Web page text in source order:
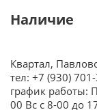
Наличие
Квартал,
тел: +7 (930)
график работы:
00 Вс с 8-00 до